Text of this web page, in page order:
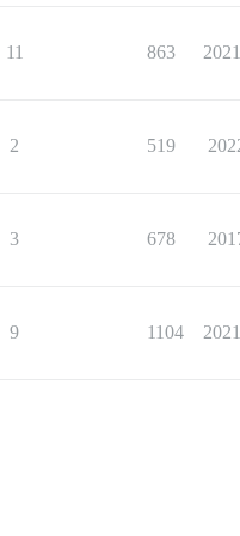
11 863
2 519
3 678
9 1104